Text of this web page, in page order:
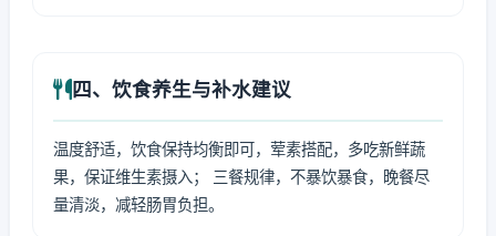
四、饮食养生与补水建议
温度舒适，饮食保持均衡即可，荤素搭配，多吃新鲜蔬
果，保证维生素摄入； 三餐规律，不暴饮暴食，晚餐尽
量清淡，减轻肠胃负担。